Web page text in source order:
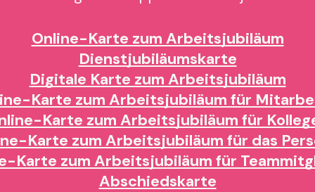
Online-Karte zum Arbeitsjubiläum
Dienstjubiläumskarte
Digitale Karte zum Arbeitsjubiläum
Karte zum Arbeitsjubiläum für
Karte zum Arbeitsjubiläum für
Karte zum Arbeitsjubiläum für das
Karte zum Arbeitsjubiläum für
Abschiedskarte